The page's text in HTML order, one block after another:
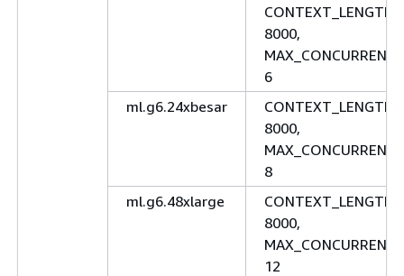
CONTEXT_LENGTH:
8000,
6
ml.g6.24xbesar
CONTEXT_LENGTH:
8000,
8
ml.g6.48xlarge
CONTEXT_LENGTH:
8000,
12